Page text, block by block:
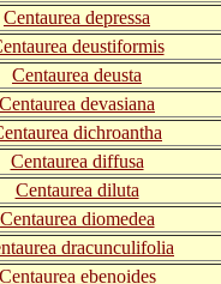
Centaurea depressa
deustiformis
Centaurea deusta
Centaurea devasiana
dichroantha
Centaurea diffusa
Centaurea diluta
Centaurea diomedea
dracunculifolia
Centaurea ebenoides